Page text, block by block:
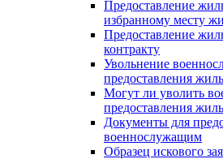
Предоставление
избранному месту
Предоставление
контракту
Увольнение
предоставления
Могут ли уволить
предоставления
Документы для
военнослужащим
Образец искового